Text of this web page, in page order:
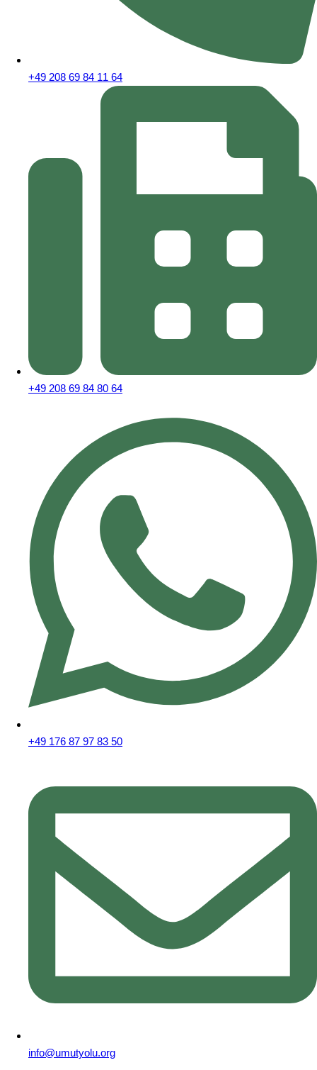
+49 208 69 84 11 64
+49 208 69 84 80 64
+49 176 87 97 83 50
info@umutyolu.org